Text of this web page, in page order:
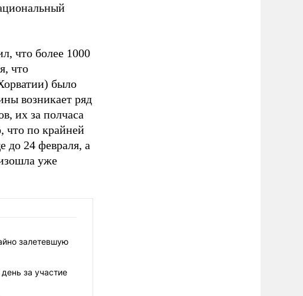
что более 1000
что
было
возникает ряд
их за полчаса
что по крайней
до 24 февраля, а
уже
залетевшую
за участие